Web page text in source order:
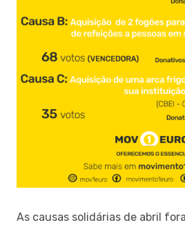
As causas solidárias de abril